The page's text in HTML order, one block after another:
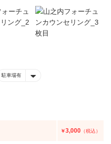
駐車場有
￥3,000 （税込）